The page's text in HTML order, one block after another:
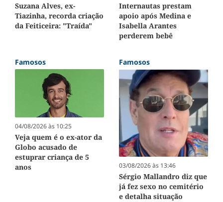
Suzana Alves, ex-
Tiazinha, recorda criação
da Feiticeira: "Traída"
Internautas prestam
apoio após Medina e
Isabella Arantes
perderem bebê
Famosos
04/08/2026 às 10:25
Veja quem é o ex-ator da
Globo acusado de
estuprar criança de 5
anos
Famosos
03/08/2026 às 13:46
Sérgio Mallandro diz que
já fez sexo no cemitério
e detalha situação